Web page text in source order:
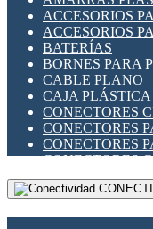
INDICADORES
INTERFACES
LLAVES
MEDIDORES DE
MOTORES
PANTALLAS
PLC -
RELÉS DE
SENSORES
ACCESORIOS
ACCESORIOS
BATERÍAS
BORNES PARA
CABLE PLANO
CAJA
CONECTORES
CONECTORES
CONECTORES
CONECTORES
CONECTORES
DIP SWITCHES